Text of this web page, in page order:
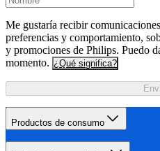
Me gustaría recibir
preferencias y comportamiento,
y promociones de Philips. Puedo
momento. ¿Qué significa?
Productos de consumo